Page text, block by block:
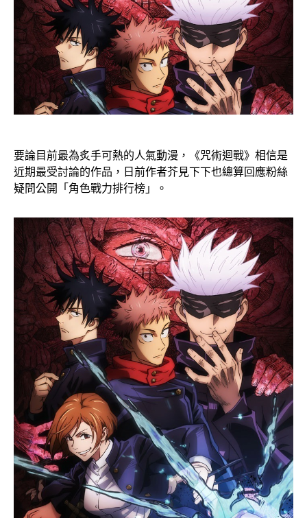
要論目前最為炙手可熱的人氣動漫，《咒術迴戰》相信是
近期最受討論的作品，日前作者芥見下下也總算回應粉絲
疑問公開「角色戰力排行榜」。